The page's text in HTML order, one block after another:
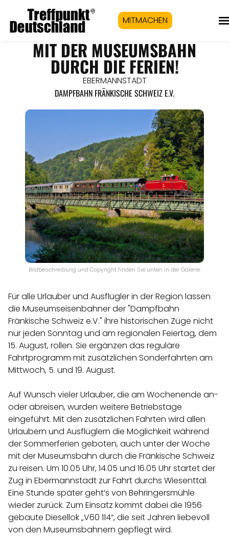
MITMACHEN
MIT DER MUSEUMSBAHN
DURCH DIE FERIEN!
EBERMANNSTADT
DAMPFBAHN FRÄNKISCHE SCHWEIZ E.V.
Bildbeschreibung und Copyright finden Sie unten in der Galerie.
Für alle Urlauber und Ausflügler in der Region lassen
die Museumseisenbahner der "Dampfbahn
Fränkische Schweiz e.V." ihre historischen Züge nicht
nur jeden Sonntag und am regionalen Feiertag, dem
15. August, rollen. Sie ergänzen das reguläre
Fahrtprogramm mit zusätzlichen Sonderfahrten am
Mittwoch, 5. und 19. August.
Auf Wunsch vieler Urlauber, die am Wochenende an-
oder abreisen, wurden weitere Betriebstage
eingeführt. Mit den zusätzlichen Fahrten wird allen
Urlaubern und Ausflüglern die Möglichkeit während
der Sommerferien geboten, auch unter der Woche
mit der Museumsbahn durch die Fränkische Schweiz
zu reisen. Um 10.05 Uhr, 14.05 und 16.05 Uhr startet der
Zug in Ebermannstadt zur Fahrt durchs Wiesenttal.
Eine Stunde später geht’s von Behringersmühle
wieder zurück. Zum Einsatz kommt dabei die 1956
gebaute Diesellok „V60 114“, die seit Jahren liebevoll
von den Museumsbahnern gepflegt wird.